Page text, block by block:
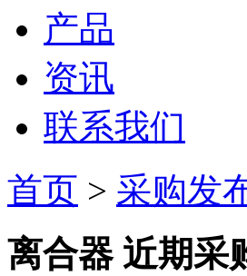
产品
资讯
联系我们
首页 > 采购发
离合器 近期采